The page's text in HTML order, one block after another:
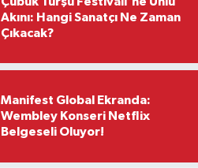
Akını: Hangi Sanatçı Ne Zaman
Çıkacak?
Manifest Global Ekranda:
Wembley Konseri Netflix
Belgeseli Oluyor!